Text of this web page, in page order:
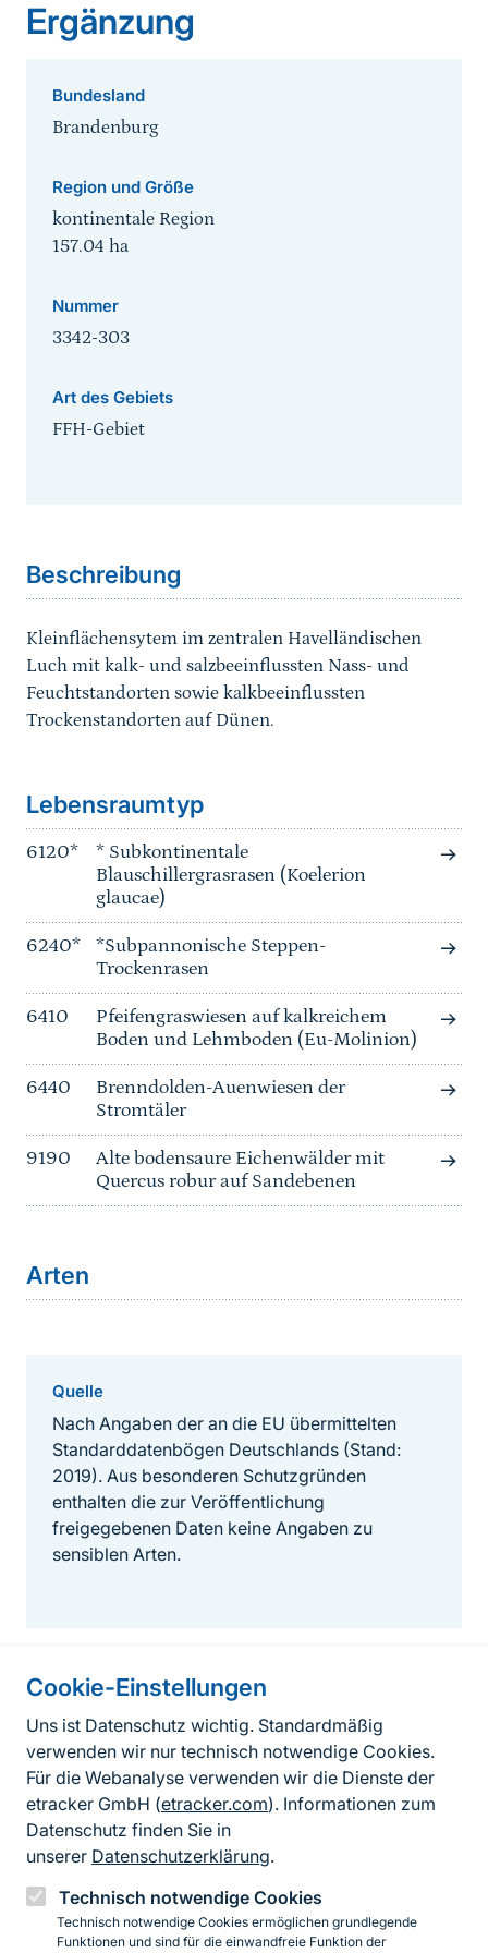
Cookie-Einstellungen
Uns ist Datenschutz wichtig. Standardmäßig
verwenden wir nur technisch notwendige Cookies.
Für die Webanalyse verwenden wir die Dienste der
etracker GmbH (etracker.com). Informationen zum
Datenschutz finden Sie in
unserer Datenschutzerklärung.
Technisch notwendige Cookies
Technisch notwendige Cookies ermöglichen grundlegende
Funktionen und sind für die einwandfreie Funktion der
Ergänzung
Bundesland
Brandenburg
Region und Größe
kontinentale Region
157.04 ha
Nummer
3342-303
Art des Gebiets
FFH-Gebiet
Beschreibung
Kleinflächensytem im zentralen Havelländischen
Luch mit kalk- und salzbeeinflussten Nass- und
Feuchtstandorten sowie kalkbeeinflussten
Trockenstandorten auf Dünen.
Lebensraumtyp
6120*
* Subkontinentale
Blauschillergrasrasen (Koelerion
glaucae)
6240*
*Subpannonische Steppen-
Trockenrasen
6410
Pfeifengraswiesen auf kalkreichem
Boden und Lehmboden (Eu-Molinion)
6440
Brenndolden-Auenwiesen der
Stromtäler
9190
Alte bodensaure Eichenwälder mit
Quercus robur auf Sandebenen
Arten
Quelle
Nach Angaben der an die EU übermittelten
Standarddatenbögen Deutschlands (Stand:
2019). Aus besonderen Schutzgründen
enthalten die zur Veröffentlichung
freigegebenen Daten keine Angaben zu
sensiblen Arten.
Informationen zur Seite
FußzeileKontakt zum BfN
Kontaktformular
Erklärung zur Barrierefreiheit
Impressum
Datenschutz